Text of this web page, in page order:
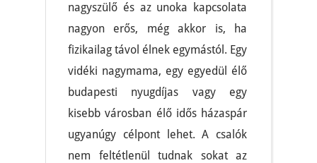
nagyszülő és az unoka kapcsolata
nagyon erős, még akkor is, ha
fizikailag távol élnek egymástól. Egy
vidéki nagymama, egy egyedül élő
budapesti nyugdíjas vagy egy
kisebb városban élő idős házaspár
ugyanúgy célpont lehet. A csalók
nem feltétlenül tudnak sokat az